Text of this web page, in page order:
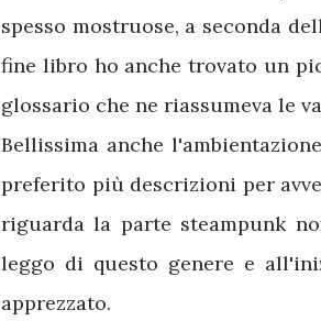
spesso mostruose, a seconda
fine libro ho anche trovato un
glossario che ne riassumeva le
Bellissima anche
preferito più descrizioni per
riguarda la parte steampunk
leggo di questo genere e
apprezzato.